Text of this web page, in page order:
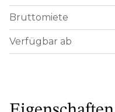
Bruttomiete
Verfügbar ab